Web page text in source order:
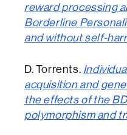
reward processing
Borderline
and without self-
D. Torrents.
acquisition and
the effects of the
polymorphism and